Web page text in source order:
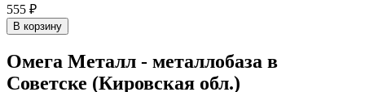
555 ₽
В корзину
Омега Металл - металлобаза в
Советске (Кировская обл.)